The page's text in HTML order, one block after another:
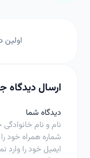
اولین
ارسال دیدگاه
دیدگاه شما